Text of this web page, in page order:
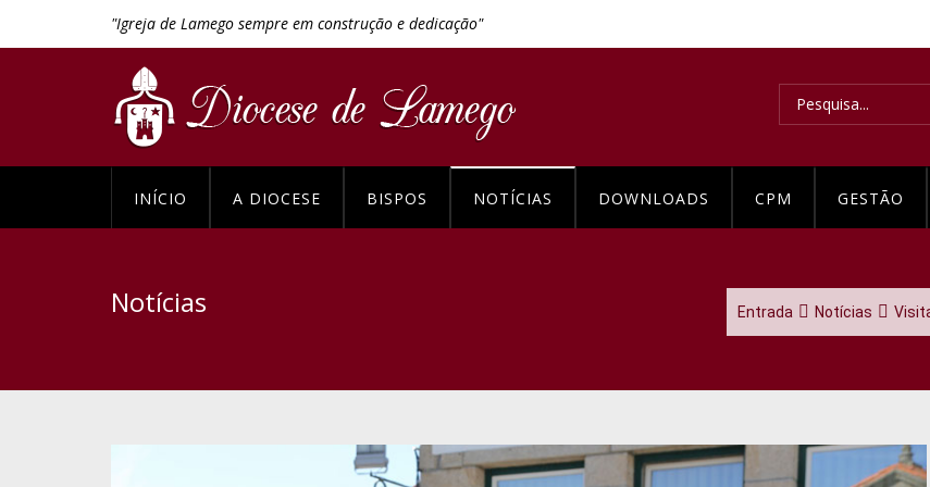
"Igreja de Lamego sempre em construção e dedicação"
INÍCIO A DIOCESE BISPOS NOTÍCIAS DOWNLOADS CPM GESTÃO
Notícias Entrada Notícias